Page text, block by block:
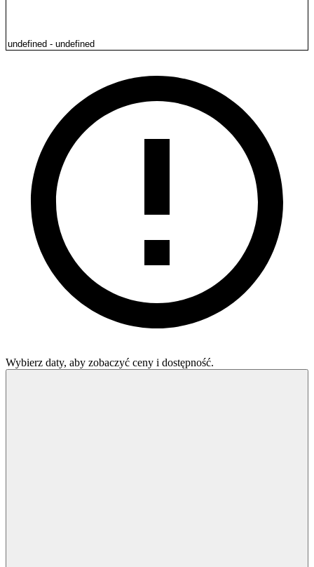
Wybierz daty, aby zobaczyć ceny i dostępność.